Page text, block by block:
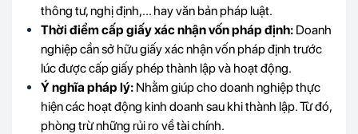
thông tư, nghị định,... hay văn bản pháp luật.
Thời điểm cấp giấy xác nhận vốn pháp định: Doanh
nghiệp cần sở hữu giấy xác nhận vốn pháp định trước
lúc được cấp giấy phép thành lập và hoạt động.
Ý nghĩa pháp lý: Nhằm giúp cho doanh nghiệp thực
hiện các hoạt động kinh doanh sau khi thành lập. Từ đó,
phòng trừ những rủi ro về tài chính.